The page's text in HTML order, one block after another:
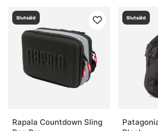
Slutsåld
Rapala Countdown Sling
Slutsåld